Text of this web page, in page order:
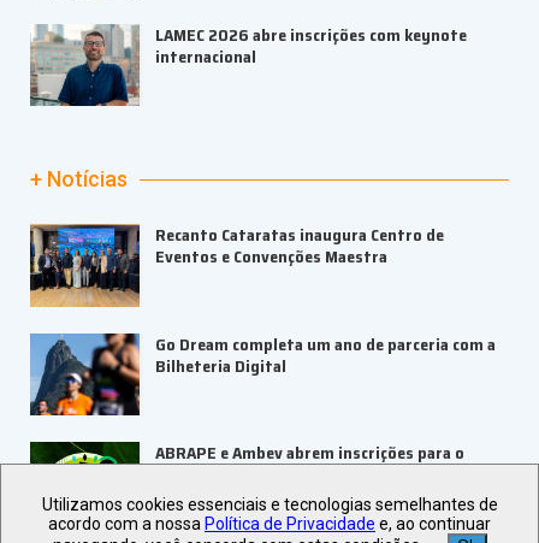
LAMEC 2026 abre inscrições com keynote
internacional
+ Notícias
Recanto Cataratas inaugura Centro de
Eventos e Convenções Maestra
Go Dream completa um ano de parceria com a
Bilheteria Digital
ABRAPE e Ambev abrem inscrições para o
Utilizamos cookies essenciais e tecnologias semelhantes de
acordo com a nossa Política de Privacidade e, ao continuar